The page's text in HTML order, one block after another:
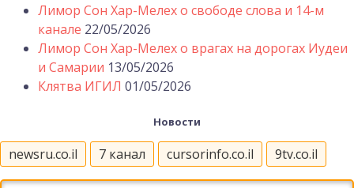
Лимор Сон Хар-Мелех о свободе слова и 14-м
канале 22/05/2026
Лимор Сон Хар-Мелех о врагах на дорогах Иудеи
и Самарии 13/05/2026
Клятва ИГИЛ 01/05/2026
Новости
newsru.co.il 7 канал cursorinfo.co.il 9tv.co.il